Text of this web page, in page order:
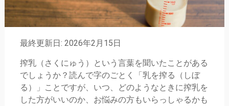
最終更新日: 2026年2月15日
搾乳（さくにゅう）という言葉を聞いたことがある
でしょうか？読んで字のごとく「乳を搾る（しぼ
る）」ことですが、いつ、どのようなときに搾乳を
した方がいいのか、お悩みの方もいらっしゃるかも